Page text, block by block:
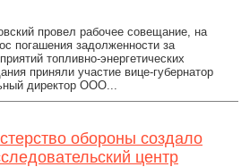
провел рабочее совещание, на
погашения задолженности за
топливно-энергетических
приняли участие вице-губернатор
директор ООО...
обороны создало
центр